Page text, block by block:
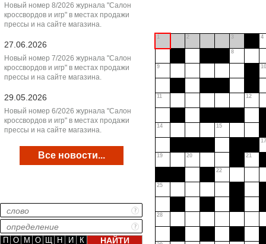
Новый номер 8/2026 журнала "Салон
кроссвордов и игр" в местах продажи
прессы и на сайте магазина.
27.06.2026
Новый номер 7/2026 журнала "Салон
кроссвордов и игр" в местах продажи
прессы и на сайте магазина.
29.05.2026
Новый номер 6/2026 журнала "Салон
кроссвордов и игр" в местах продажи
прессы и на сайте магазина.
Все новости...
П О М О Щ Н И
К
1 2 3 4
8
9 10
11 12
14 15
17
19 20 21
22
25
28